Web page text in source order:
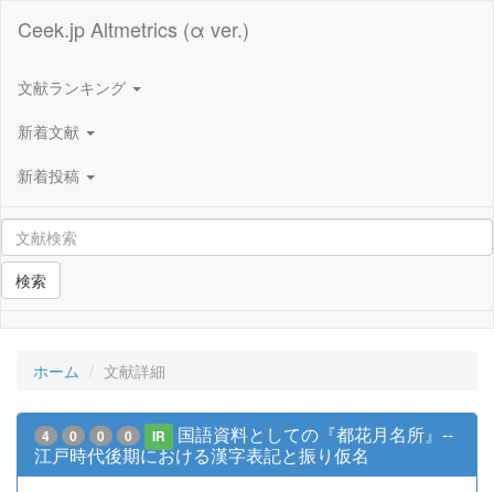
Ceek.jp Altmetrics (α ver.)
文献ランキング
新着文献
新着投稿
検索
ホーム 文献詳細
4 0 0 0 IR
国語資料としての『都花月名所』--
江戸時代後期における漢字表記と振り仮名